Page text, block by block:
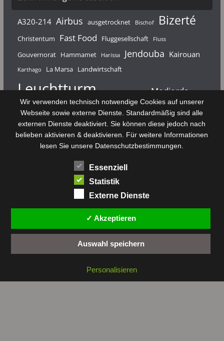
A320-214 Airbus ausgetrocknet Bischof Bizerté
Christentum Fast Food Fluggesellschaft Fluss
Gouvernorat Hammamet Harissa Jendouba Kairouan
Karthago La Marsa Landwirtschaft
Leuchtturm Mahdia Majerda Medjerda
Monastir Médenine Nabeul Nouvelair Punier
Rundfunk Römer Salzsee Sebkha
Sfax Sidi Bou Said Souk El Arba Sousse
Stadt Tabarka Telekommunikation
Zaghouan
Wir verwenden technisch notwendige Cookies auf unserer
Webseite sowie externe Dienste. Standardmäßig sind alle
externen Dienste deaktiviert. Sie können diese jedoch nach
belieben aktivieren & deaktivieren. Für weitere Informationen
lesen Sie unsere Datenschutzbestimmungen.
Essenziell
Statistik
Externe Dienste
✓ Akzeptieren
Auswahl speichern
Personalisieren